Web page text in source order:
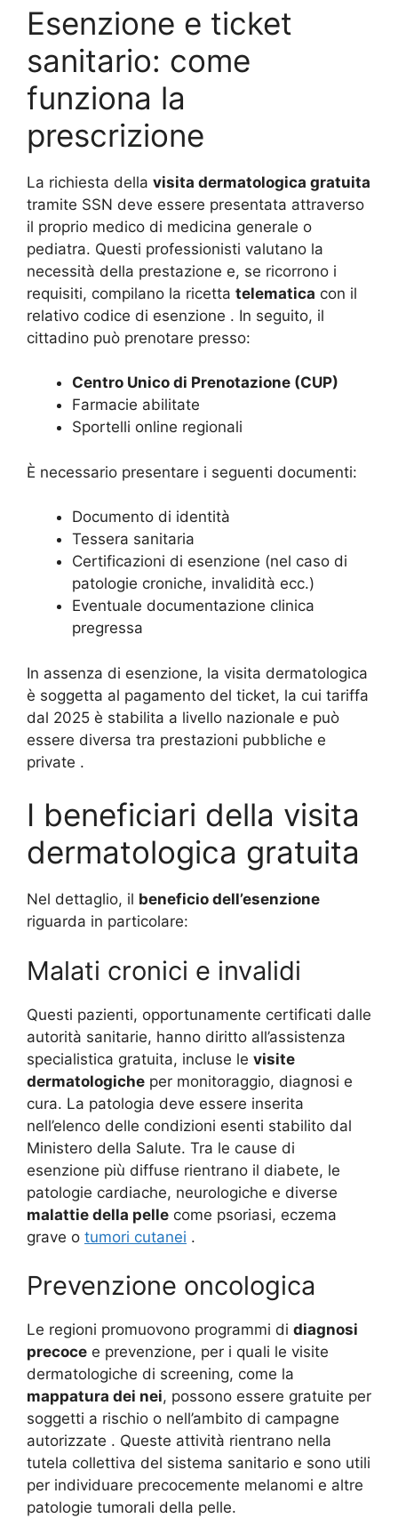
Esenzione e ticket
sanitario: come
funziona la
prescrizione
La richiesta della visita dermatologica gratuita
tramite SSN deve essere presentata attraverso
il proprio medico di medicina generale o
pediatra. Questi professionisti valutano la
necessità della prestazione e, se ricorrono i
requisiti, compilano la ricetta telematica con il
relativo codice di esenzione . In seguito, il
cittadino può prenotare presso:
Centro Unico di Prenotazione (CUP)
Farmacie abilitate
Sportelli online regionali
È necessario presentare i seguenti documenti:
Documento di identità
Tessera sanitaria
Certificazioni di esenzione (nel caso di
patologie croniche, invalidità ecc.)
Eventuale documentazione clinica
pregressa
In assenza di esenzione, la visita dermatologica
è soggetta al pagamento del ticket, la cui tariffa
dal 2025 è stabilita a livello nazionale e può
essere diversa tra prestazioni pubbliche e
private .
I beneficiari della visita
dermatologica gratuita
Nel dettaglio, il beneficio dell’esenzione
riguarda in particolare:
Malati cronici e invalidi
Questi pazienti, opportunamente certificati dalle
autorità sanitarie, hanno diritto all’assistenza
specialistica gratuita, incluse le visite
dermatologiche per monitoraggio, diagnosi e
cura. La patologia deve essere inserita
nell’elenco delle condizioni esenti stabilito dal
Ministero della Salute. Tra le cause di
esenzione più diffuse rientrano il diabete, le
patologie cardiache, neurologiche e diverse
malattie della pelle come psoriasi, eczema
grave o tumori cutanei .
Prevenzione oncologica
Le regioni promuovono programmi di diagnosi
precoce e prevenzione, per i quali le visite
dermatologiche di screening, come la
mappatura dei nei, possono essere gratuite per
soggetti a rischio o nell’ambito di campagne
autorizzate . Queste attività rientrano nella
tutela collettiva del sistema sanitario e sono utili
per individuare precocemente melanomi e altre
patologie tumorali della pelle.